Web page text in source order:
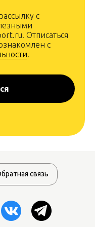
с
Отписаться
с
.
связь